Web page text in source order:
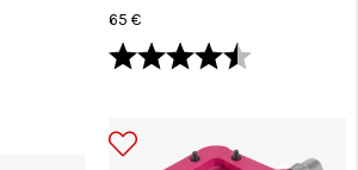
4.8 5:sta tähdestä
65 €
Arvio: